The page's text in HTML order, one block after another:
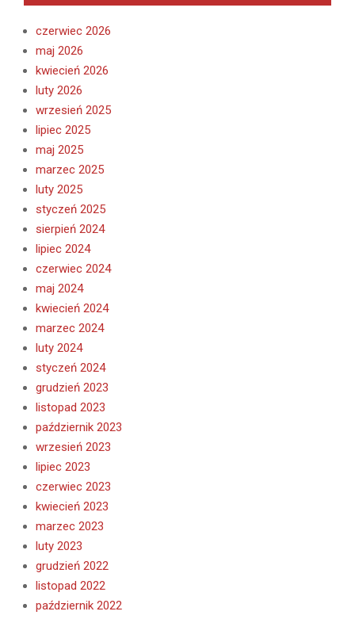
czerwiec 2026
maj 2026
kwiecień 2026
luty 2026
wrzesień 2025
lipiec 2025
maj 2025
marzec 2025
luty 2025
styczeń 2025
sierpień 2024
lipiec 2024
czerwiec 2024
maj 2024
kwiecień 2024
marzec 2024
luty 2024
styczeń 2024
grudzień 2023
listopad 2023
październik 2023
wrzesień 2023
lipiec 2023
czerwiec 2023
kwiecień 2023
marzec 2023
luty 2023
grudzień 2022
listopad 2022
październik 2022